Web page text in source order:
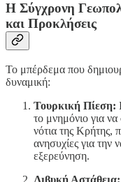
Η Σύγχρονη
και Προκλήσεις
Το μπέρδεμα που
δυναμική:
Τουρκική Πίεση:
το μνημόνιο για να
νότια της Κρήτης,
ανησυχίες για την
εξερεύνηση.